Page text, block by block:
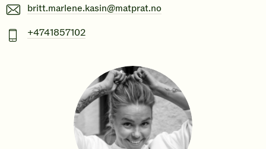
E-
britt.marlene.kasin@matprat.no
Mobiltelefonnummer
+4741857102